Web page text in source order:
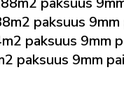
paksuus
paksuus 9mm
paksuus 9mm